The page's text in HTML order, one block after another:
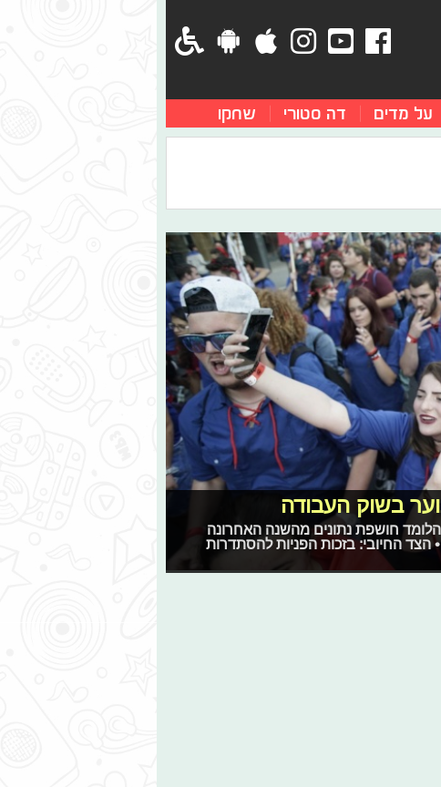
על מדים דה סטורי שחקו
בשוק העבודה
העובד והלומד חושפת נתונים מהשנה האחרונה
• הצד החיובי: בזכות הפניות להסתדרות